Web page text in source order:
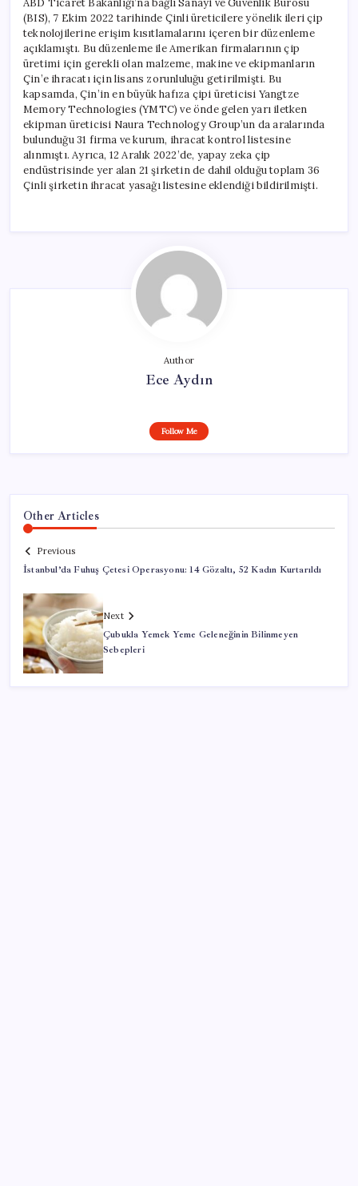
(BIS), 7 Ekim 2022 tarihinde Çinli üreticilere yönelik ileri çip
teknolojilerine erişim kısıtlamalarını içeren bir düzenleme
açıklamıştı. Bu düzenleme ile Amerikan firmalarının çip
üretimi için gerekli olan malzeme, makine ve ekipmanların
Çin’e ihracatı için lisans zorunluluğu getirilmişti. Bu
kapsamda, Çin’in en büyük hafıza çipi üreticisi Yangtze
Memory Technologies (YMTC) ve önde gelen yarı iletken
ekipman üreticisi Naura Technology Group’un da aralarında
bulunduğu 31 firma ve kurum, ihracat kontrol listesine
alınmıştı. Ayrıca, 12 Aralık 2022’de, yapay zeka çip
endüstrisinde yer alan 21 şirketin de dahil olduğu toplam 36
Çinli şirketin ihracat yasağı listesine eklendiği bildirilmişti.
Author
Ece Aydın
Follow Me
Other Articles
Previous
İstanbul’da Fuhuş Çetesi Operasyonu: 14 Gözaltı, 52 Kadın Kurtarıldı
Next
Çubukla Yemek Yeme Geleneğinin Bilinmeyen
Sebepleri